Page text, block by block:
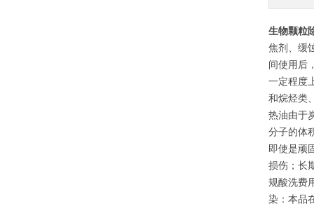
生物颗粒
焦剂、缓
间使用后
一定程度
和烷烃类
热油由于
分子的体
即使是顽
损伤；长
规酸洗费
染：本品